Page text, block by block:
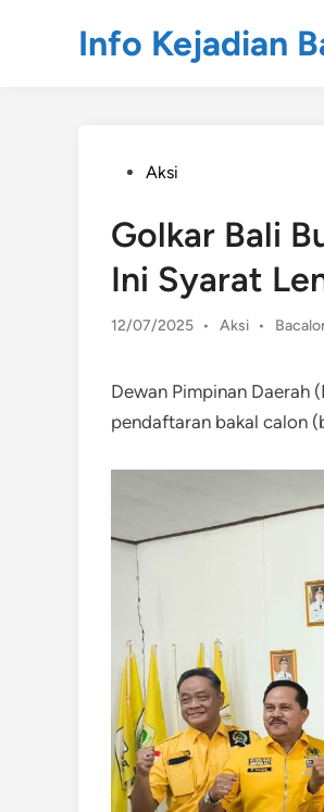
Info Kejadian
PostedAksi
Golkar Bali
Ini Syarat
12/07/2025 •
Posted
Aksi •
Dewan Pimpinan Daerah
pendaftaran bakal calon